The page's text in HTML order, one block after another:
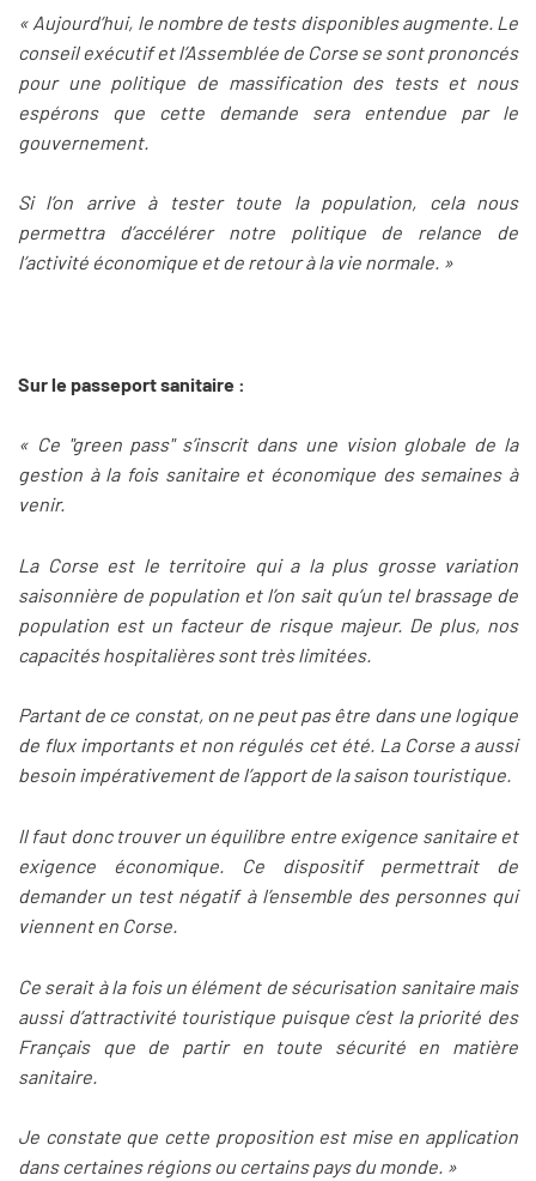
« Aujourd’hui, le nombre de tests disponibles augmente. Le
conseil exécutif et l’Assemblée de Corse se sont prononcés
pour une politique de massification des tests et nous
espérons que cette demande sera entendue par le
gouvernement.
Si l’on arrive à tester toute la population, cela nous
permettra d’accélérer notre politique de relance de
l’activité économique et de retour à la vie normale. »
Sur le passeport sanitaire :
« Ce "green pass" s’inscrit dans une vision globale de la
gestion à la fois sanitaire et économique des semaines à
venir.
La Corse est le territoire qui a la plus grosse variation
saisonnière de population et l’on sait qu’un tel brassage de
population est un facteur de risque majeur. De plus, nos
capacités hospitalières sont très limitées.
Partant de ce constat, on ne peut pas être dans une logique
de flux importants et non régulés cet été. La Corse a aussi
besoin impérativement de l’apport de la saison touristique.
Il faut donc trouver un équilibre entre exigence sanitaire et
exigence économique. Ce dispositif permettrait de
demander un test négatif à l’ensemble des personnes qui
viennent en Corse.
Ce serait à la fois un élément de sécurisation sanitaire mais
aussi d’attractivité touristique puisque c’est la priorité des
Français que de partir en toute sécurité en matière
sanitaire.
Je constate que cette proposition est mise en application
dans certaines régions ou certains pays du monde. »